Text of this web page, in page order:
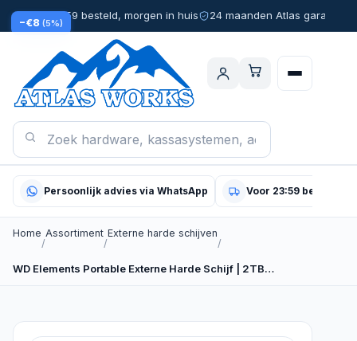
Voor 23:59 besteld, morgen in huis 24 maanden Atlas garantie
Persoonlijk advies via WhatsApp Voor 23:59 besteld,
Home
/
Assortiment
/
Externe harde schijven
/
WD Elements Portable Externe Harde Schijf | 2TB…
−€8 (5%)